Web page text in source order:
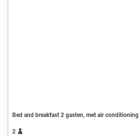
Bed and breakfast 2 gasten, met air conditioning
2